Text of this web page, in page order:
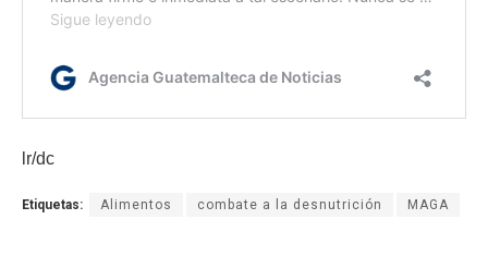
lr/dc
Etiquetas: Alimentos combate a la desnutrición MAGA